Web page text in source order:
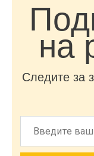
на
Следите за